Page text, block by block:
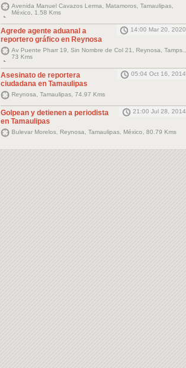
Avenida Manuel Cavazos Lerma, Matamoros, Tamaulipas,
México, 1.58 Kms
Agrede agente aduanal a
reportero gráfico en Reynosa
14:00 Mar 20, 2020
Av Puente Pharr 19, Sin Nombre de Col 21, Reynosa, Tamps.,
73 Kms
Asesinato de reportera
ciudadana en Tamaulipas
05:04 Oct 16, 2014
Reynosa, Tamaulipas, 74.97 Kms
Golpean y detienen a periodista
en Tamaulipas
21:00 Jul 28, 2014
Bulevar Morelos, Reynosa, Tamaulipas, México, 80.79 Kms